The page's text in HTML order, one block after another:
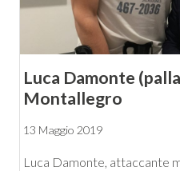
Luca Damonte
Montallegro
13 Maggio 2019
Luca Damonte, attaccante